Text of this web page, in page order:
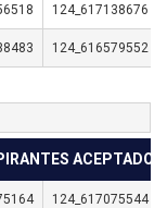
124_617138676
124_616579552
124_617075544